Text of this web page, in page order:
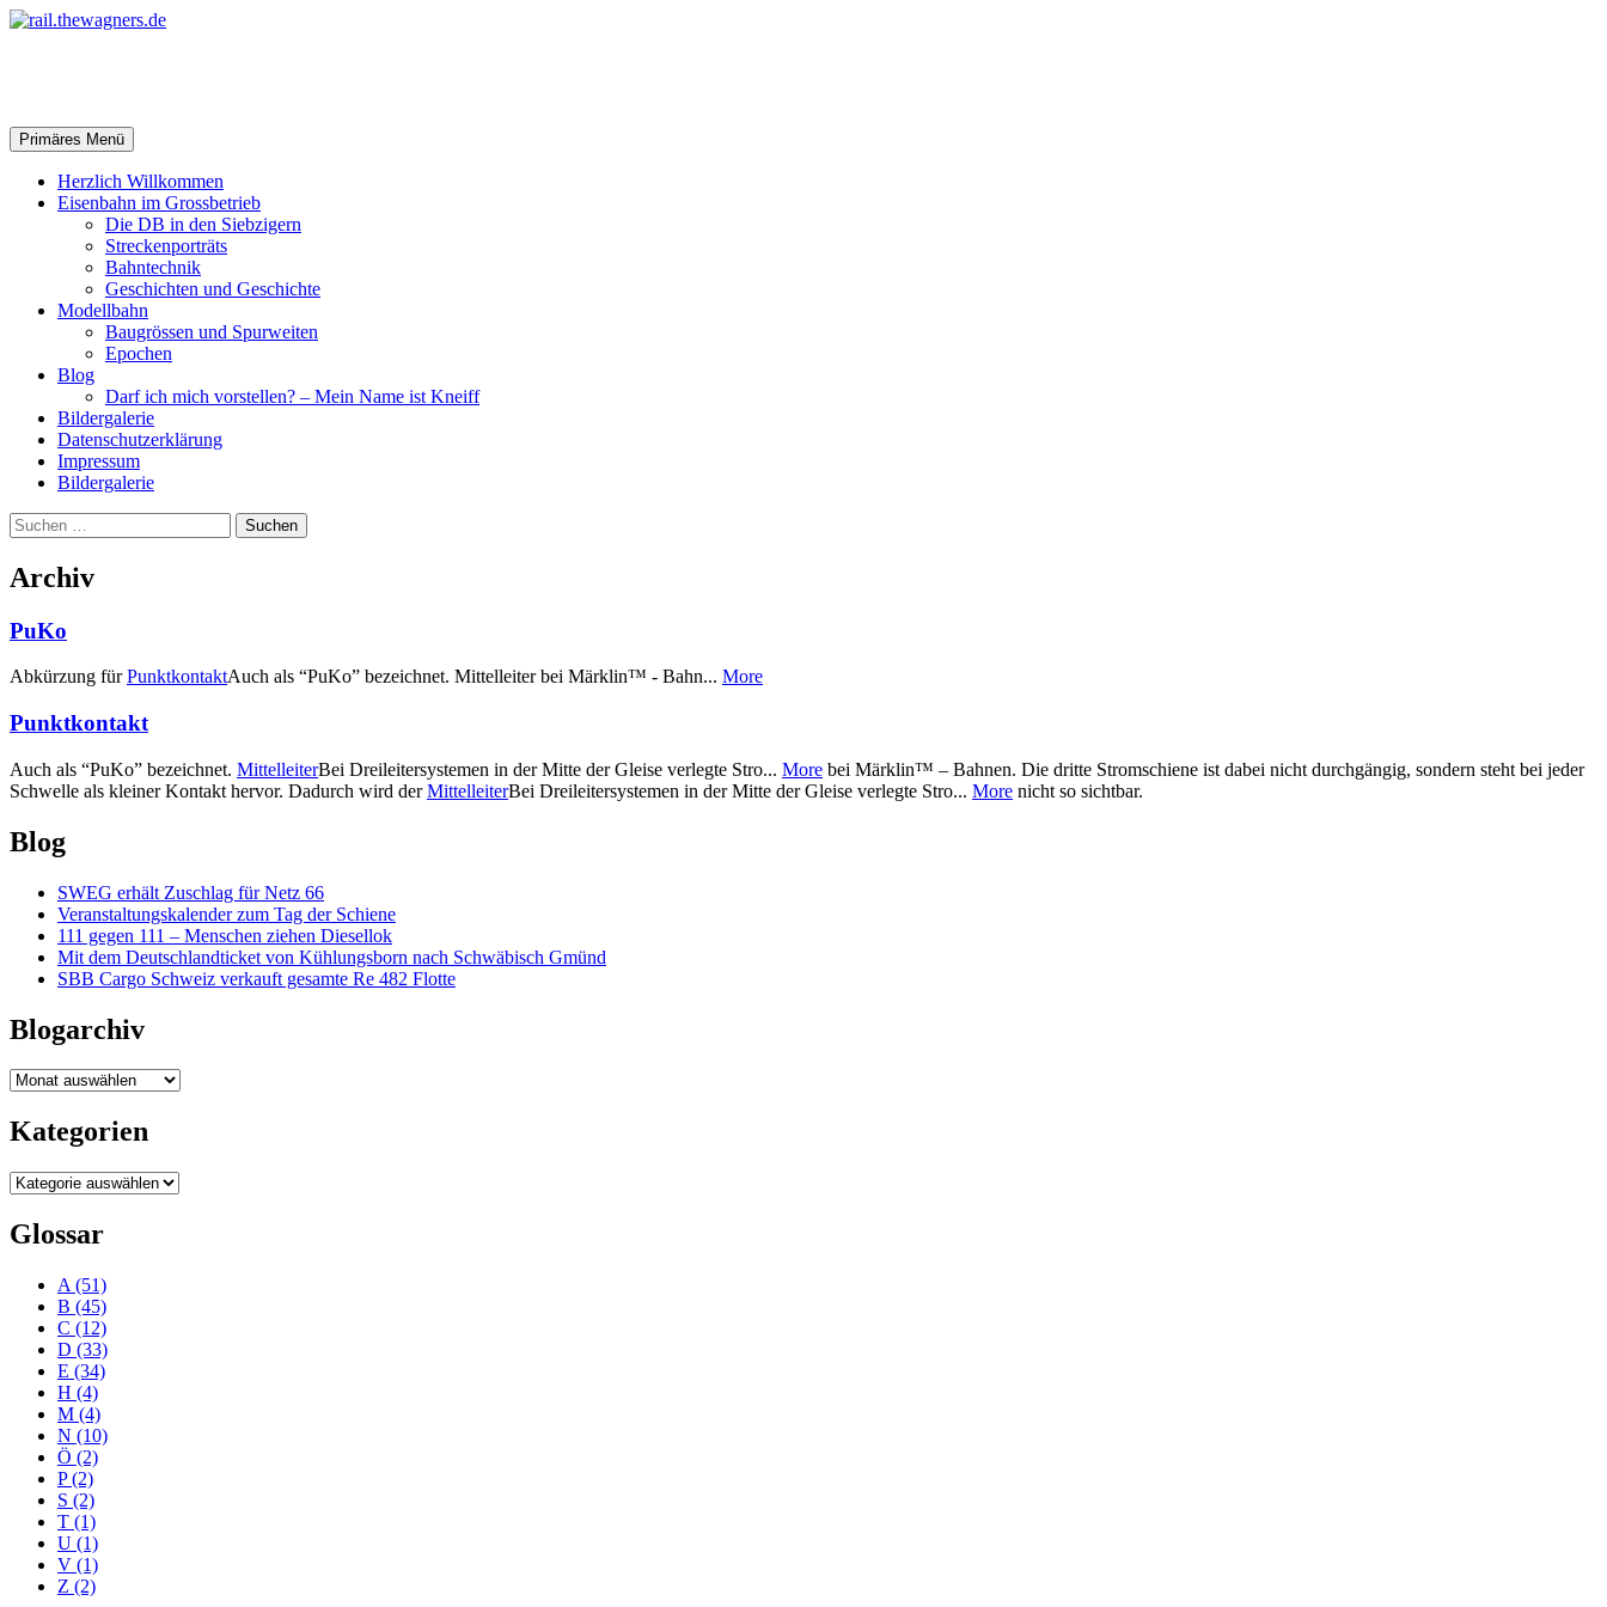
Zum
Suchen
Primäres Menü
Herzlich Willkommen
Eisenbahn im Grossbetrieb
Die DB in den Siebzigern
Streckenporträts
Bahntechnik
Geschichten und Geschichte
Modellbahn
Baugrössen und Spurweiten
Epochen
Blog
Darf ich mich vorstellen? – Mein Name ist Kneiff
Bildergalerie
Datenschutzerklärung
Impressum
Bildergalerie
Suchen
nach:
Archiv
PuKo
Abkürzung fürPunktkontaktAuch als “PuKo” bezeichnet. Mittelleiter bei Märklin™ - Bahn... More
Punktkontakt
Auch als “PuKo” bezeichnet. MittelleiterBei Dreileitersystemen in der Mitte der Gleise verlegte Stro... More bei Märklin™ – Bahnen. Die dritte Stromschiene ist dabei nicht durchgängig, sondern steht bei jeder
Schwelle als kleiner Kontakt hervor. Dadurch wird derMittelleiterBei Dreileitersystemen in der Mitte der Gleise verlegte Stro... More nicht so sichtbar.
Blog
SWEG erhält Zuschlag für Netz 66
Veranstaltungskalender zum Tag der Schiene
111 gegen 111 – Menschen ziehen Diesellok
Mit dem Deutschlandticket von Kühlungsborn nach Schwäbisch Gmünd
SBB Cargo Schweiz verkauft gesamte Re 482 Flotte
Blogarchiv
Blogarchiv
Kategorien
Kategorien
Glossar
A (51)
B (45)
C (12)
D (33)
E (34)
H (4)
M (4)
N (10)
Ö (2)
P(2)
S (2)
T (1)
U (1)
V (1)
Z (2)